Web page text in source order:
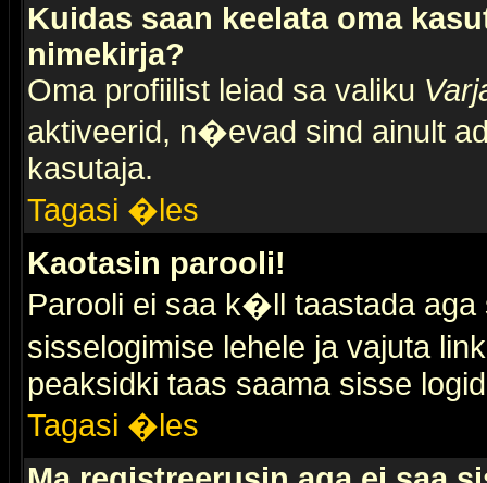
Kuidas saan keelata oma
nimekirja?
Oma profiilist leiad sa valiku
aktiveerid, n�evad sind ainult
kasutaja.
Tagasi �les
Kaotasin parooli!
Parooli ei saa k�ll taastada aga
sisselogimise lehele ja vajuta
peaksidki taas saama sisse
Tagasi �les